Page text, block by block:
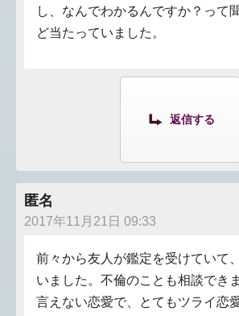
し、なんでわかるんですか？って
ど当たっていました。
返信する
匿名
2017年11月21日 09:33
前々から友人が鑑定を受けていて
いました。不倫のことも相談でき
言えない恋愛で、とてもツライ恋